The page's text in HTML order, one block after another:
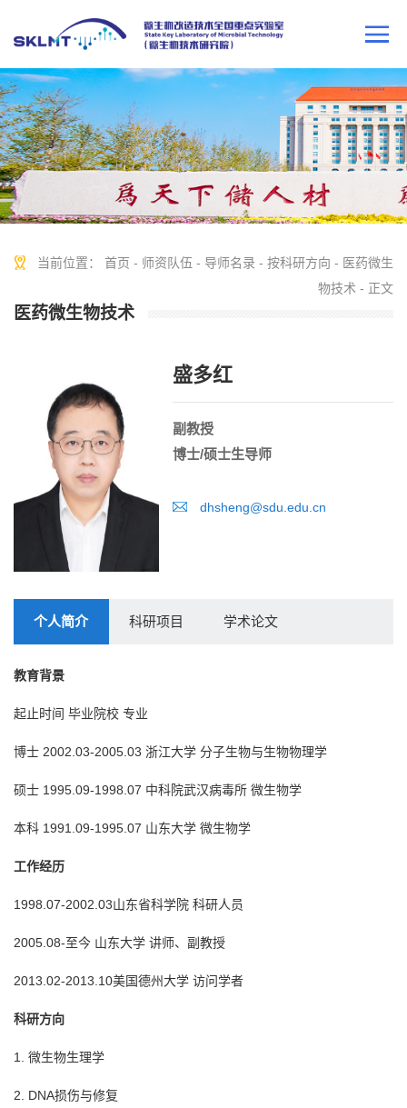
当前位置： 首页 - 师资队伍 - 导师名录 - 按科研方向 - 医药微生
物技术 - 正文
医药微生物技术
盛多红
副教授
博士/硕士生导师
dhsheng@sdu.edu.cn
个人简介 科研项目 学术论文
教育背景
起止时间 毕业院校 专业
博士 2002.03-2005.03 浙江大学 分子生物与生物物理学
硕士 1995.09-1998.07 中科院武汉病毒所 微生物学
本科 1991.09-1995.07 山东大学 微生物学
工作经历
1998.07-2002.03山东省科学院 科研人员
2005.08-至今 山东大学 讲师、副教授
2013.02-2013.10美国德州大学 访问学者
科研方向
1. 微生物生理学
2. DNA损伤与修复